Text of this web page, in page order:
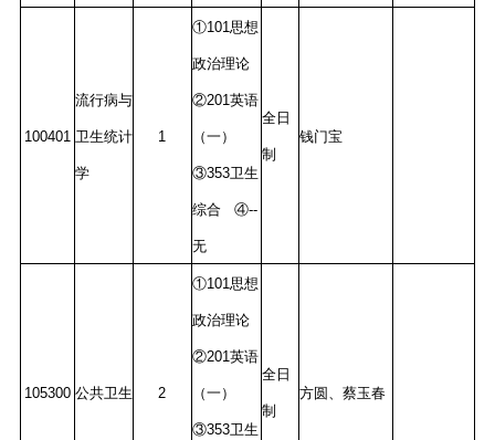
100401
流行病与
卫生统计
学
1
①101思想
政治理论
②201英语
（一）
③353卫生
综合 ④--
无
全日
制
钱门宝
105300 公共卫生 2
①101思想
政治理论
②201英语
（一）
③353卫生
全日
制
方圆、蔡玉春